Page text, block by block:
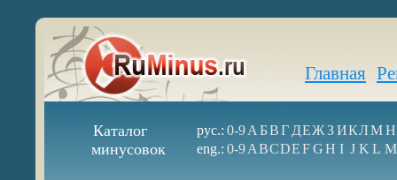
Главная
Каталог
минусовок
рус.: 0-9А БВГ ДЕЖ З ИКЛМН
eng.: 0-9ABCDEFGH I J K L M